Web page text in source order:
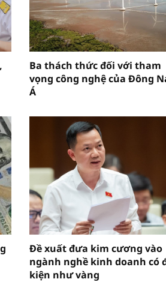
Ba thách thức đối với tham
vọng công nghệ của Đông
Á
Đề xuất đưa kim cương vào
ngành nghề kinh doanh có
kiện như vàng